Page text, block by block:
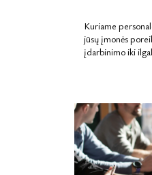
Kuriame
jūsų įmonės
įdarbinimo iki